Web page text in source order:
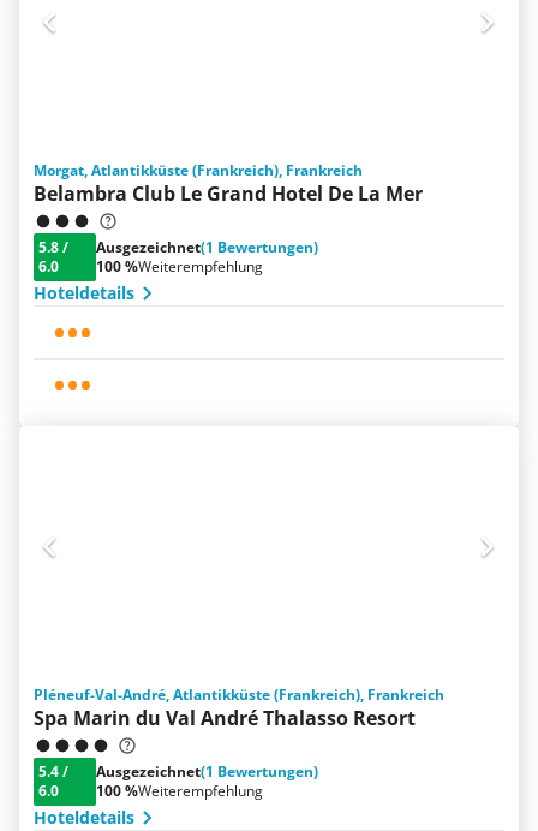
Morgat, Atlantikküste (Frankreich), Frankreich
Belambra Club Le Grand Hotel De La Mer
5.8/
6.0
Ausgezeichnet(1 Bewertungen)
100 %Weiterempfehlung
Hoteldetails
Pléneuf-Val-André, Atlantikküste (Frankreich), Frankreich
Spa Marin du Val André Thalasso Resort
5.4/
6.0
Ausgezeichnet(1 Bewertungen)
100 %Weiterempfehlung
Hoteldetails